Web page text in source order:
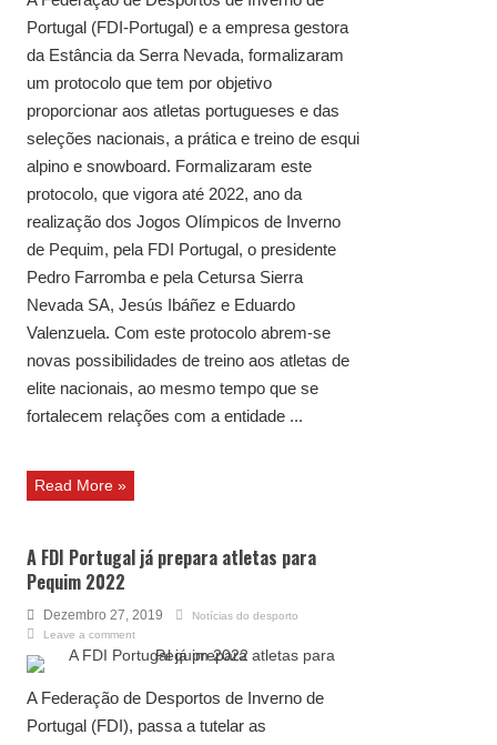
Portugal (FDI-Portugal) e a empresa gestora
da Estância da Serra Nevada, formalizaram
um protocolo que tem por objetivo
proporcionar aos atletas portugueses e das
seleções nacionais, a prática e treino de esqui
alpino e snowboard. Formalizaram este
protocolo, que vigora até 2022, ano da
realização dos Jogos Olímpicos de Inverno
de Pequim, pela FDI Portugal, o presidente
Pedro Farromba e pela Cetursa Sierra
Nevada SA, Jesús Ibáñez e Eduardo
Valenzuela. Com este protocolo abrem-se
novas possibilidades de treino aos atletas de
elite nacionais, ao mesmo tempo que se
fortalecem relações com a entidade ...
Read More »
A FDI Portugal já prepara atletas para
Pequim 2022
Dezembro 27, 2019
Notícias do desporto
Leave a comment
A Federação de Desportos de Inverno de
Portugal (FDI), passa a tutelar as